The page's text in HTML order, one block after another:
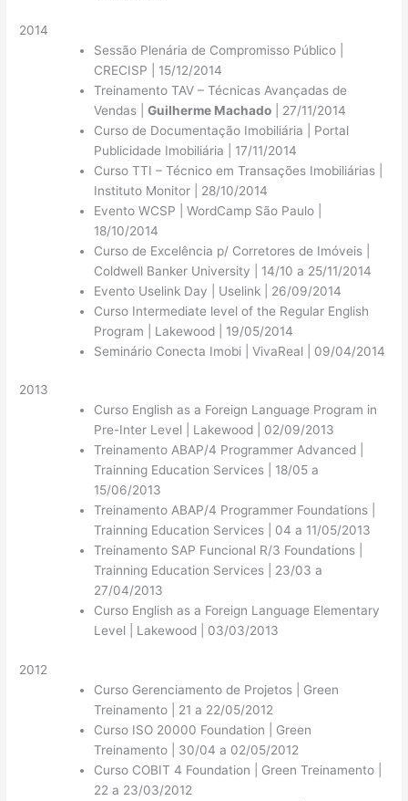
2014
Sessão Plenária de Compromisso Público |
CRECISP | 15/12/2014
Treinamento TAV – Técnicas Avançadas de
Vendas |Guilherme Machado | 27/11/2014
Curso de Documentação Imobiliária | Portal
Publicidade Imobiliária | 17/11/2014
Curso TTI – Técnico em Transações Imobiliárias |
Instituto Monitor | 28/10/2014
Evento WCSP | WordCamp São Paulo |
18/10/2014
Curso de Excelência p/ Corretores de Imóveis |
Coldwell Banker University | 14/10 a 25/11/2014
Evento Uselink Day | Uselink | 26/09/2014
Curso Intermediate level of the Regular English
Program | Lakewood | 19/05/2014
Seminário Conecta Imobi | VivaReal | 09/04/2014
2013
Curso English as a Foreign Language Program in
Pre-Inter Level | Lakewood | 02/09/2013
Treinamento ABAP/4 Programmer Advanced |
Trainning Education Services | 18/05 a
15/06/2013
Treinamento ABAP/4 Programmer Foundations |
Trainning Education Services | 04 a 11/05/2013
Treinamento SAP Funcional R/3 Foundations |
Trainning Education Services | 23/03 a
27/04/2013
Curso English as a Foreign Language Elementary
Level | Lakewood | 03/03/2013
2012
Curso Gerenciamento de Projetos | Green
Treinamento | 21 a 22/05/2012
Curso ISO 20000 Foundation | Green
Treinamento | 30/04 a 02/05/2012
Curso COBIT 4 Foundation | Green Treinamento |
22 a 23/03/2012